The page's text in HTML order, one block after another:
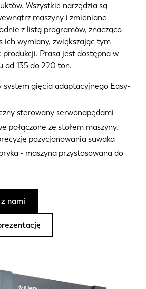
Wszystkie narzędzia są
maszyny i zmieniane
z listą programów, znacząco
ich wymiany, zwiększając tym
produkcji. Prasa jest dostępna w
od 135 do 220 ton.
system gięcia adaptacyjnego Easy-
sterowany serwonapędami
połączone ze stołem maszyny,
pozycjonowania suwaka
- maszyna przystosowana do
nami